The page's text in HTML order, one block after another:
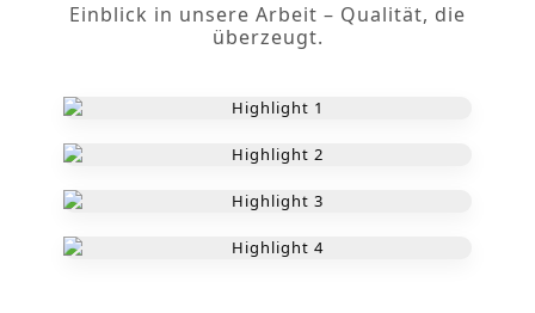
Einblick in unsere Arbeit – Qualität, die
überzeugt.